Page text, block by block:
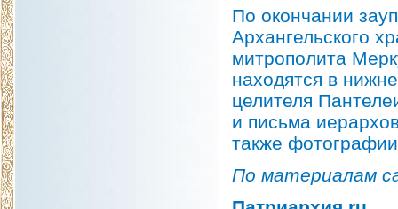
По окончании
Архангельского
митрополита
находятся в
целителя
и письма
также
По материалам